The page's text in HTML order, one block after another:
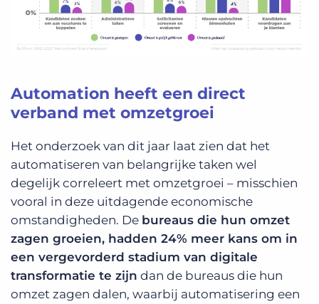
Automation heeft een direct
verband met omzetgroei
Het onderzoek van dit jaar laat zien dat het
automatiseren van belangrijke taken wel
degelijk correleert met omzetgroei – misschien
vooral in deze uitdagende economische
omstandigheden. De bureaus die hun omzet
zagen groeien, hadden 24% meer kans om in
een vergevorderd stadium van digitale
transformatie te zijn dan de bureaus die hun
omzet zagen dalen, waarbij automatisering een